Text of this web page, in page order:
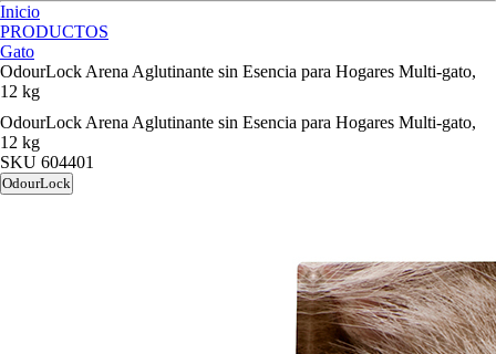
Inicio
PRODUCTOS
Gato
OdourLock Arena Aglutinante sin Esencia para Hogares Multi-gato,
12 kg
OdourLock Arena Aglutinante sin Esencia para Hogares Multi-gato,
12 kg
SKU 604401
OdourLock